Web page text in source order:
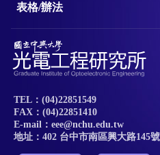
表格/辦法
TEL：(04)22851549
FAX：(04)22851410
E-mail：eee@nchu.edu.tw
地址：402 台中市南區興大路145